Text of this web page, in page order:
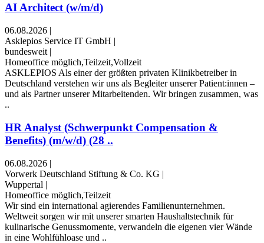
AI Architect (w/m/d)
06.08.2026 |
Asklepios Service IT GmbH |
bundesweit |
Homeoffice möglich,Teilzeit,Vollzeit
ASKLEPIOS Als einer der größten privaten Klinikbetreiber in
Deutschland verstehen wir uns als Begleiter unserer Patient:innen –
und als Partner unserer Mitarbeitenden. Wir bringen zusammen, was
..
HR Analyst (Schwerpunkt Compensation &
Benefits) (m/w/d) (28 ..
06.08.2026 |
Vorwerk Deutschland Stiftung & Co. KG |
Wuppertal |
Homeoffice möglich,Teilzeit
Wir sind ein international agierendes Familienunternehmen.
Weltweit sorgen wir mit unserer smarten Haushaltstechnik für
kulinarische Genussmomente, verwandeln die eigenen vier Wände
in eine Wohlfühloase und ..